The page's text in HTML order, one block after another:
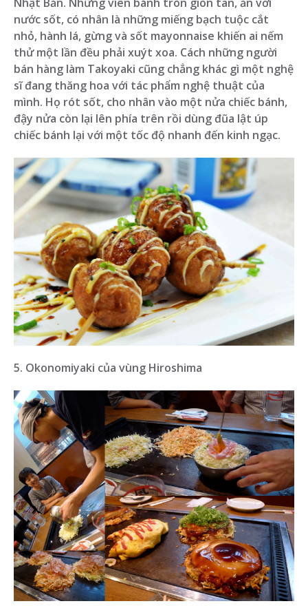
Nhật Bản. Những viên bánh tròn giòn tan, ăn với
nước sốt, có nhân là những miếng bạch tuộc cắt
nhỏ, hành lá, gừng và sốt mayonnaise khiến ai nếm
thử một lần đều phải xuýt xoa. Cách những người
bán hàng làm Takoyaki cũng chẳng khác gì một nghệ
sĩ đang thăng hoa với tác phẩm nghệ thuật của
mình. Họ rót sốt, cho nhân vào một nửa chiếc bánh,
đậy nửa còn lại lên phía trên rồi dùng đũa lật úp
chiếc bánh lại với một tốc độ nhanh đến kinh ngạc.
5. Okonomiyaki của vùng Hiroshima